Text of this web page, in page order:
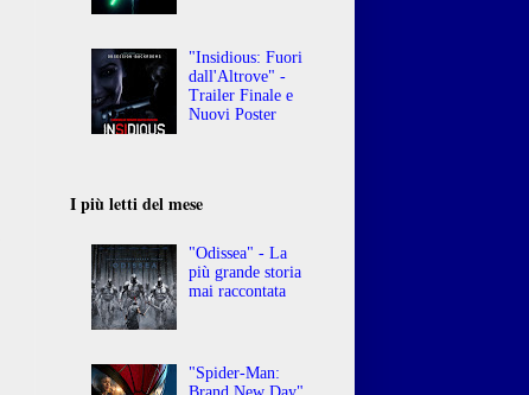
"Insidious: Fuori
dall'Altrove" -
Trailer Finale e
Nuovi Poster
I più letti del mese
"Odissea" - La
più grande storia
mai raccontata
"Spider-Man: